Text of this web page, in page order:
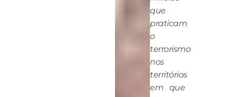
que
praticam
o
terrorismo
nos
territórios
em que